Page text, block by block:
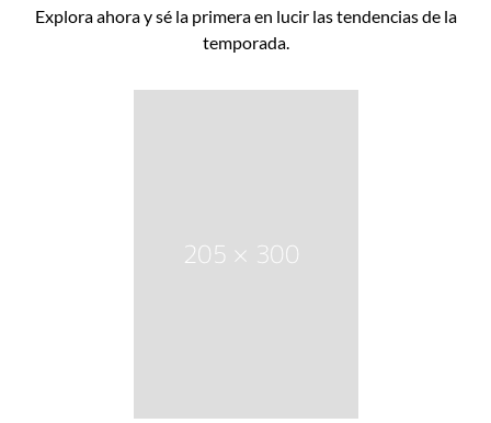
Explora ahora y sé la primera en lucir las tendencias de la
temporada.